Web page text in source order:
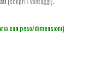
con peso/dimensioni)